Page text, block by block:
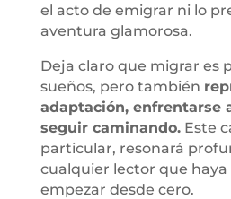
el acto de emigrar ni lo
aventura glamorosa.
Deja claro que migrar es
sueños, pero también
adaptación, enfrentarse
seguir caminando.Este
particular, resonará
cualquier lector que
empezar desde cero.